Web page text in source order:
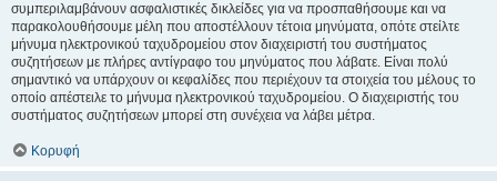
συμπεριλαμβάνουν ασφαλιστικές δικλείδες για να προσπαθήσουμε και να
παρακολουθήσουμε μέλη που αποστέλλουν τέτοια μηνύματα, οπότε στείλτε
μήνυμα ηλεκτρονικού ταχυδρομείου στον διαχειριστή του συστήματος
συζητήσεων με πλήρες αντίγραφο του μηνύματος που λάβατε. Είναι πολύ
σημαντικό να υπάρχουν οι κεφαλίδες που περιέχουν τα στοιχεία του μέλους το
οποίο απέστειλε το μήνυμα ηλεκτρονικού ταχυδρομείου. Ο διαχειριστής του
συστήματος συζητήσεων μπορεί στη συνέχεια να λάβει μέτρα.
Κορυφή